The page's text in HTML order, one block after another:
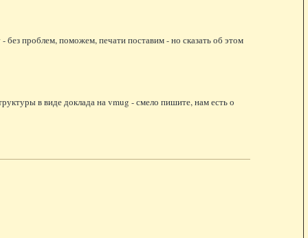
без проблем, поможем, печати поставим - но сказать об этом
в виде доклада на vmug - смело пишите, нам есть о